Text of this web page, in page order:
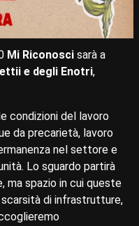
Mi Riconosci sarà a
e degli Enotri,
condizioni del lavoro
da precarietà, lavoro
nel settore e
Lo sguardo partirà
ma spazio in cui queste
di infrastrutture,